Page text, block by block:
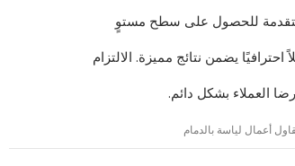
متقدمة للحصول على سطح مستوٍ
يضمن نتائج مميزة. الالتزام
العملاء بشكل دائم.
أعمال لياسة بالدمام